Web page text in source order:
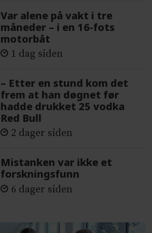
Var alene på vakt i tre
måneder – i en 16-fots
motorbåt
1 dag siden
– Etter en stund kom det
frem at han døgnet før
hadde drukket 25 vodka
Red Bull
2 dager siden
Mistanken var ikke et
forskningsfunn
6 dager siden